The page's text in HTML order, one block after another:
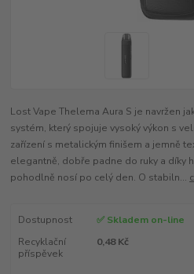
Lost Vape Thelema Aura S je navržen
systém, který spojuje vysoký výkon s
zařízení s metalickým finišem a jemně
elegantně, dobře padne do ruky a díky
pohodlně nosí po celý den. O stabiln...
Dostupnost
✅ Skladem on-line
Recyklační
příspěvek
0,48 Kč